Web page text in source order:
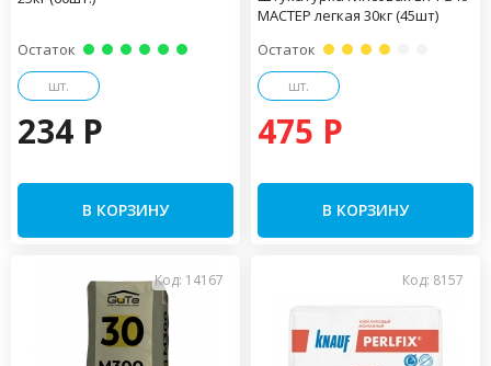
Остаток
шт.
234 P
В КОРЗИНУ
МАСТЕР легкая 30кг (45шт)
Остаток
шт.
475 P
В КОРЗИНУ
Код: 14167 Код: 8157